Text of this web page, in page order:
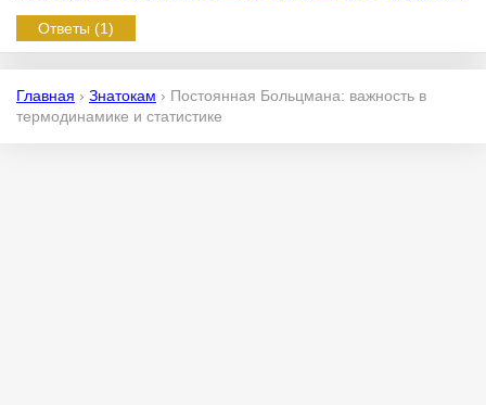
Ответы (1)
Главная › Знатокам › Постоянная Больцмана: важность в
термодинамике и статистике